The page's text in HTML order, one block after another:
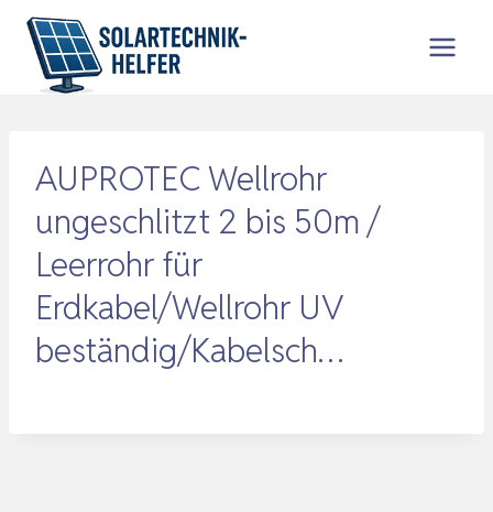
Zum
Inhalt
springen
AUPROTEC Wellrohr
ungeschlitzt 2 bis 50m /
Leerrohr für
Erdkabel/Wellrohr UV
beständig/Kabelsch…